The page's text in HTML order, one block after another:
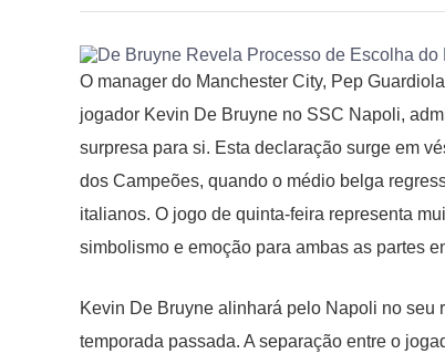
O manager do Manchester City, Pep
jogador Kevin De Bruyne no SSC Napoli,
surpresa para si. Esta declaração surge em
dos Campeões, quando o médio belga
italianos. O jogo de quinta-feira representa
simbolismo e emoção para ambas as partes
Kevin De Bruyne alinhará pelo Napoli no seu
temporada passada. A separação entre o